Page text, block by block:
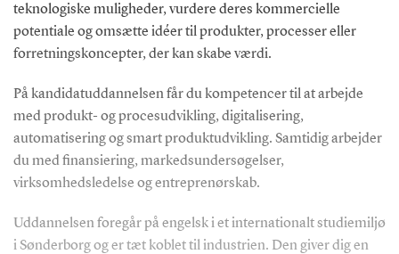
teknologiske muligheder, vurdere deres kommercielle
potentiale og omsætte idéer til produkter, processer eller
forretningskoncepter, der kan skabe værdi.
På kandidatuddannelsen får du kompetencer til at arbejde
med produkt- og procesudvikling, digitalisering,
automatisering og smart produktudvikling. Samtidig arbejder
du med finansiering, markedsundersøgelser,
virksomhedsledelse og entreprenørskab.
Uddannelsen foregår på engelsk i et internationalt studiemiljø
i Sønderborg og er tæt koblet til industrien. Den giver dig en